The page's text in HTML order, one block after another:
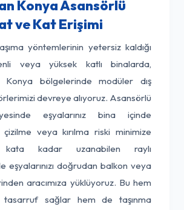
Konya Asansörlü
ve Kat Erişimi
yöntemlerinin yetersiz kaldığı
veya yüksek katlı binalarda,
bölgelerinde modüler dış
devreye alıyoruz. Asansörlü
eşyalarınız bina içinde
çizilme veya kırılma riski minimize
kadar uzanabilen raylı
eşyalarınızı doğrudan balkon veya
aracımıza yüklüyoruz. Bu hem
tasarruf sağlar hem de taşınma